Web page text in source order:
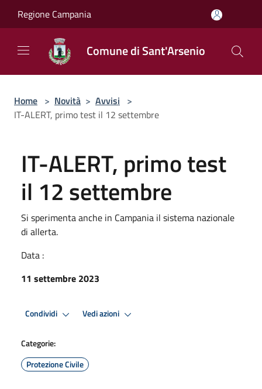
Regione Campania
Comune di Sant'Arsenio
Home > Novità > Avvisi >
IT-ALERT, primo test il 12 settembre
IT-ALERT, primo test
il 12 settembre
Si sperimenta anche in Campania il sistema nazionale
di allerta.
Data :
11 settembre 2023
Condividi Vedi azioni
Categorie:
Protezione Civile